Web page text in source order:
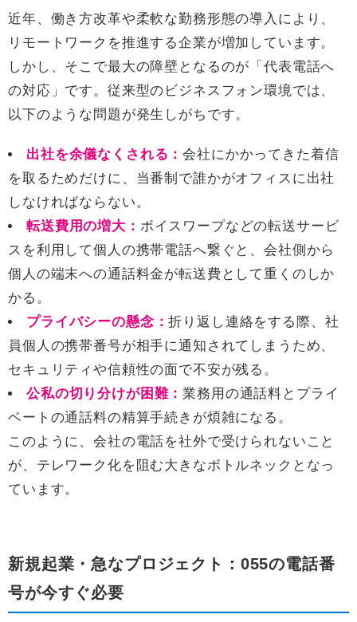
近年、働き方改革や柔軟な勤務形態の導入により、
リモートワークを推進する企業が増加しています。
しかし、そこで最大の障壁となるのが「代表電話へ
の対応」です。従来型のビジネスフォン環境では、
以下のような問題が発生しがちです。
出社を余儀なくされる：会社にかかってきた着信
を取るためだけに、当番制で誰かがオフィスに出社
しなければならない。
転送費用の増大： ボイスワープなどの転送サービ
スを利用して個人の携帯電話へ繋ぐと、会社側から
個人の端末への通話料金が転送費として重くのしか
かる。
プライバシーの懸念：折り返し連絡をする際、社
員個人の携帯番号が相手に通知されてしまうため、
セキュリティや信頼性の面で不安が残る。
公私の切り分けが困難：業務用の通話料とプライ
ベートの通話料の精算手続きが煩雑になる。
このように、会社の電話を社外で受けられないこと
が、テレワーク化を阻む大きなボトルネックとなっ
ています。
新規起業・急なプロジェクト：055の電話番
号が今すぐ必要